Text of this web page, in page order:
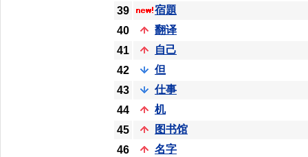
39
宿題
40
翻译
41
自己
42
但
43
仕事
44
机
45
图书馆
46
名字